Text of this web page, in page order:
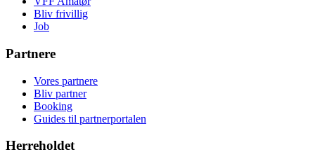
Bliv frivillig
Job
Partnere
Vores partnere
Bliv partner
Booking
Guides til partnerportalen
Herreholdet